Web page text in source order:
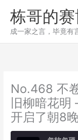
栋哥的
成一家之言，毕竟有
No.468 不
旧柳暗花
开启了朝8